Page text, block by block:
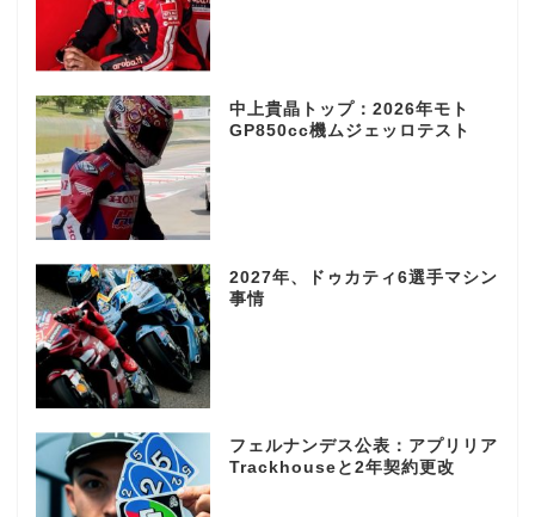
中上貴晶トップ：2026年モト
GP850cc機ムジェッロテスト
2027年、ドゥカティ6選手マシン
事情
フェルナンデス公表：アプリリア
Trackhouseと2年契約更改